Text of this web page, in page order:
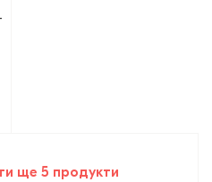
ще 5 продукти